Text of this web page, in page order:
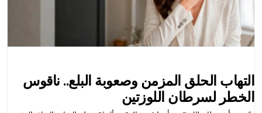
التهاب الحلق المزمن وصعوبة البلع.. ناقوس
الخطر لسرطان اللوزتين